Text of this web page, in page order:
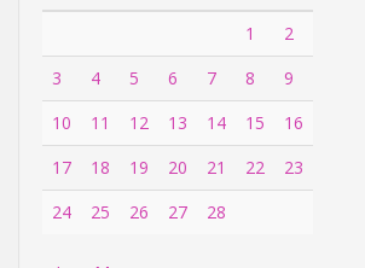
1
2
3
4 5 6 7 8
9
10
11 12 13 14 15
16
17
18 19 20 21 22
23
24
25 26 27 28